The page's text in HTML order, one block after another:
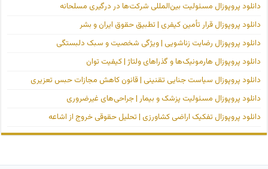
دانلود پروپوزال مسئولیت بین‌المللی شرکت‌ها در درگیری مسلحانه
دانلود پروپوزال قرار تأمین کیفری | تطبیق حقوق ایران و بشر
دانلود پروپوزال رضایت زناشویی | ویژگی شخصیت و سبک دلبستگی
دانلود پروپوزال هارمونیک‌ها و گذراهای ولتاژ | کیفیت توان
دانلود پروپوزال سیاست جنایی تقنینی | قانون کاهش مجازات حبس تعزیری
دانلود پروپوزال مسئولیت پزشک و بیمار | جراحی‌های غیرضروری
دانلود پروپوزال تفکیک اراضی کشاورزی | تحلیل حقوقی خروج از اشاعه